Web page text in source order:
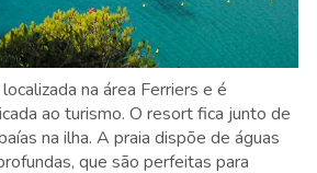
na área Ferriers e é
ao turismo. O resort fica junto de
na ilha. A praia dispõe de águas
que são perfeitas para